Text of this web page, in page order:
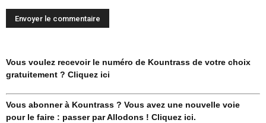
Vous voulez recevoir le numéro de Kountrass de votre choix
gratuitement ? Cliquez ici
Vous abonner à Kountrass ? Vous avez une nouvelle voie
pour le faire : passer par Allodons ! Cliquez ici.